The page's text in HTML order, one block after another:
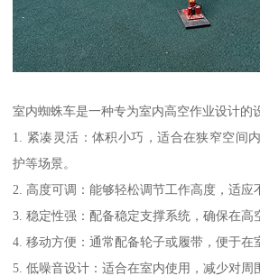
室内蜘蛛车是一种专为室内高空作业设计的
1. 紧凑灵活：体积小巧，适合在狭窄空间
护等场景。
2. 高度可调：能够轻松调节工作高度，适应
3. 稳定性强：配备稳定支撑系统，确保在高
4. 移动方便：通常配备轮子或履带，便于在
5. 低噪音设计：适合在室内使用，减少对周